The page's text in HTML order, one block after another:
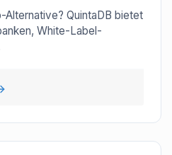
Alternative? QuintaDB bietet
White-Label-